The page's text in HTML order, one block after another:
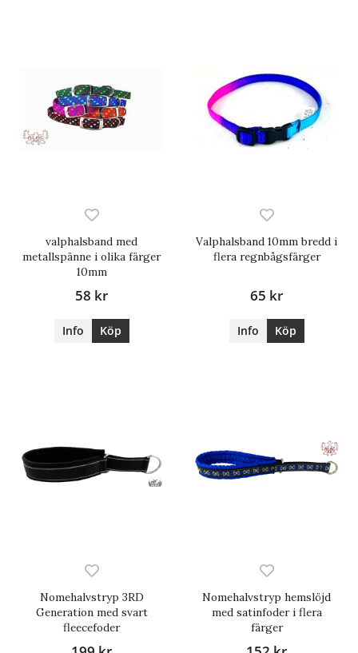
valphalsband med
metallspänne i olika färger
10mm
58 kr
Info Köp
Valphalsband 10mm bredd i
flera regnbågsfärger
65 kr
Info Köp
Nomehalvstryp 3RD
Generation med svart
fleecefoder
Nomehalvstryp hemslöjd
med satinfoder i flera
färger